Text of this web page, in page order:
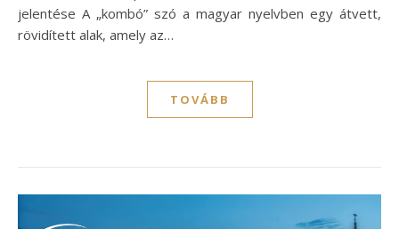
jelentése A „kombó” szó a magyar nyelvben egy átvett,
rövidített alak, amely az…
TOVÁBB